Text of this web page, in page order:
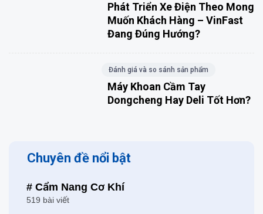
Phát Triển Xe Điện Theo Mong
Muốn Khách Hàng – VinFast
Đang Đúng Hướng?
Đánh giá và so sánh sản phẩm
Máy Khoan Cầm Tay
Dongcheng Hay Deli Tốt Hơn?
Chuyên đề nổi bật
# Cẩm Nang Cơ Khí
519 bài viết